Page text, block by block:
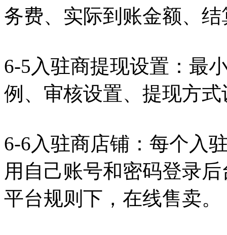
务费、实际到账金额、
6-5入驻商提现设置：最
例、审核设置、提现方式
6-6入驻商店铺：每个入
用自己账号和密码登录
平台规则下，在线售卖。